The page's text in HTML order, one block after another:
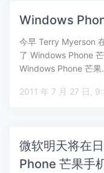
Windows
今早 Terry Myerson
了 Windows Phone
Windows Phone 芒
2011
微软明天将在
Phone 芒果手